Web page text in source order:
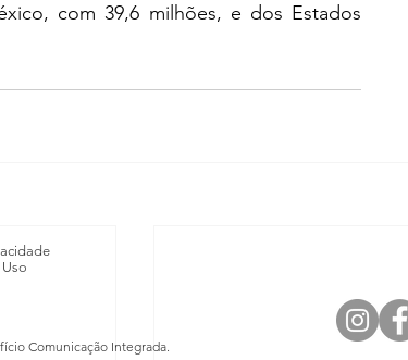
com 39,6 milhões, e dos Estados
Comunicação Integrada.